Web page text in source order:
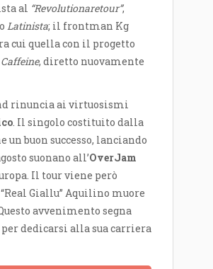
al “Revolutionaretour”,
Latinista; il frontman Kg
cui quella con il progetto
Caffeine, diretto nuovamente
rinuncia ai virtuosismi
. Il singolo costituito dalla
buon successo, lanciando
suonano all’OverJam
Il tour viene però
Giallu” Aquilino muore
avvenimento segna
dedicarsi alla sua carriera